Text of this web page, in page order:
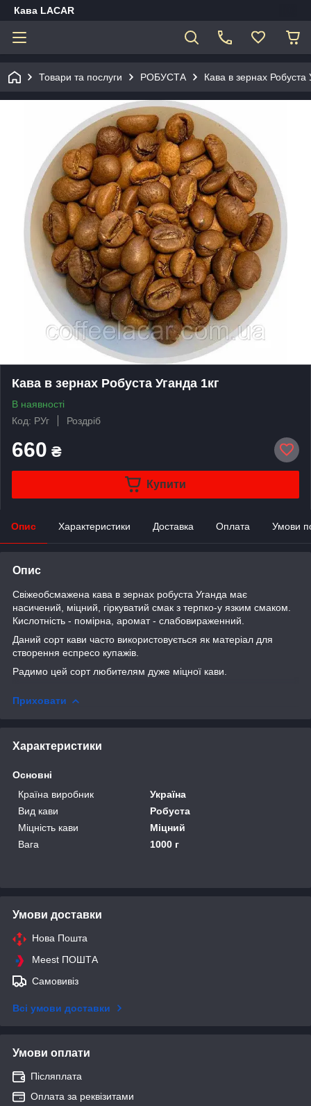
Кава LACAR
Товари та послуги РОБУСТА Кава в зернах Робуста
Кава в зернах Робуста Уганда 1кг
В наявності
Код: РУг
Роздріб
660 ₴
Купити
Опис Характеристики Доставка Оплата Умови
Опис
Свіжеобсмажена кава в зернах робуста Уганда має
насичений, міцний, гіркуватий смак з терпко-у язким смаком.
Кислотність - помірна, аромат - слабовираженний.
Даний сорт кави часто використовується як матеріал для
створення еспресо купажів.
Радимо цей сорт любителям дуже міцної кави.
Приховати
Характеристики
Основні
Країна виробник
Україна
Вид кави
Робуста
Міцність кави
Міцний
Вага
1000 г
Умови доставки
Нова Пошта
Meest ПОШТА
Самовивіз
Всі умови доставки
Умови оплати
Післяплата
Оплата за реквізитами